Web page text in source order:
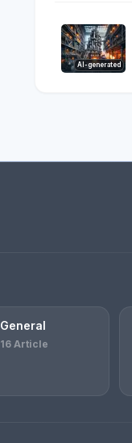
AI-generated
General
16 Article